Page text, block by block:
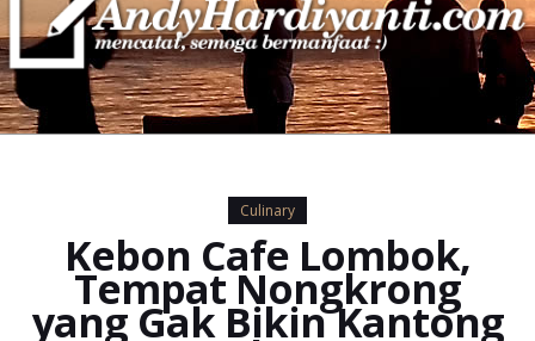
Culinary
Kebon Cafe Lombok,
Tempat Nongkrong
yang Gak Bikin Kantong